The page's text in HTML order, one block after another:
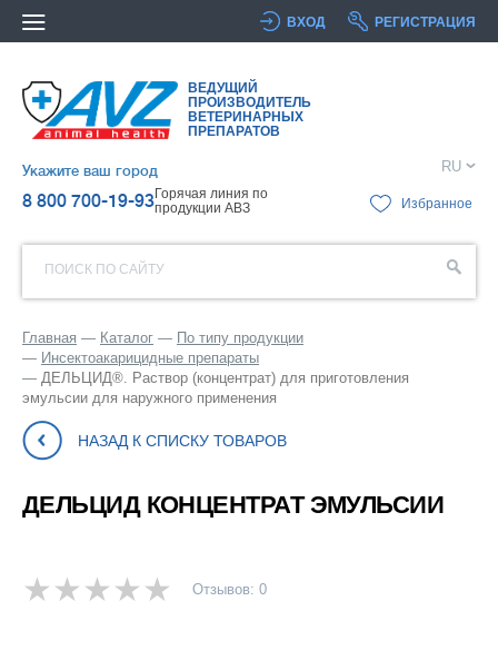
ВХОД РЕГИСТРАЦИЯ
ВЕДУЩИЙ
ПРОИЗВОДИТЕЛЬ
ВЕТЕРИНАРНЫХ
ПРЕПАРАТОВ
Укажите ваш город
8 800 700-19-93Горячая линия по
продукции АВЗ
RU
Избранное
ПОИСК ПО САЙТУ
Главная Каталог
По типу продукции
Инсектоакарицидные препараты
ДЕЛЬЦИД®. Раствор (концентрат) для приготовления
эмульсии для наружного применения
НАЗАД К СПИСКУ ТОВАРОВ
ДЕЛЬЦИД КОНЦЕНТРАТ ЭМУЛЬСИИ
Отзывов: 0